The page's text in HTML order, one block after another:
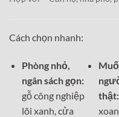
Cách chọn nhanh:
Phòng nhỏ,
ngân sách gọn:
gỗ công nghiệp
lõi xanh, cửa
thật: